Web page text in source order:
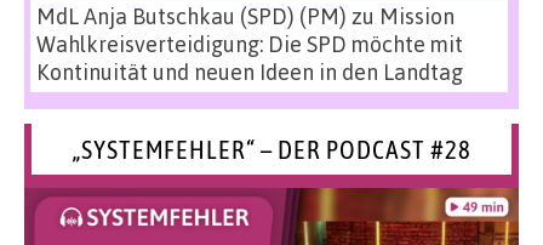
MdL Anja Butschkau (SPD) (PM) zu Mission
Wahlkreisverteidigung: Die SPD möchte mit
Kontinuität und neuen Ideen in den Landtag
„SYSTEMFEHLER“ – DER PODCAST #28